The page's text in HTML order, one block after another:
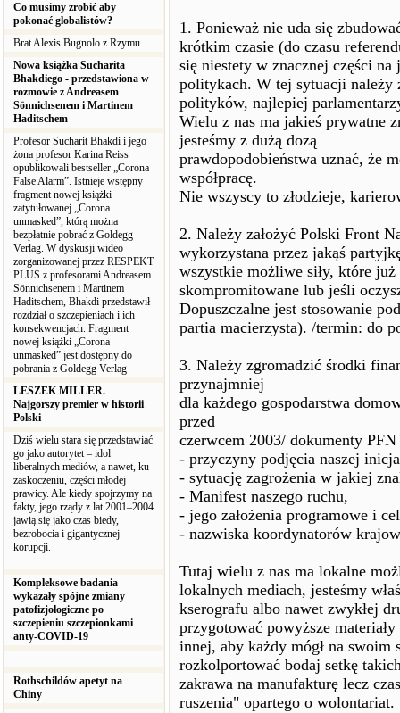
Co musimy zrobić aby
pokonać globalistów?
Brat Alexis Bugnolo z Rzymu.
Nowa książka Sucharita
Bhakdiego - przedstawiona w
rozmowie z Andreasem
Sönnichsenem i Martinem
Haditschem
Profesor Sucharit Bhakdi i jego
żona profesor Karina Reiss
opublikowali bestseller „Corona
False Alarm”. Istnieje wstępny
fragment nowej książki
zatytułowanej „Corona
unmasked”, którą można
bezpłatnie pobrać z Goldegg
Verlag. W dyskusji wideo
zorganizowanej przez RESPEKT
PLUS z profesorami Andreasem
Sönnichsenem i Martinem
Haditschem, Bhakdi przedstawił
rozdział o szczepieniach i ich
konsekwencjach. Fragment
nowej książki „Corona
unmasked” jest dostępny do
pobrania z Goldegg Verlag
LESZEK MILLER.
Najgorszy premier w historii
Polski
Dziś wielu stara się przedstawiać
go jako autorytet – idol
liberalnych mediów, a nawet, ku
zaskoczeniu, części młodej
prawicy. Ale kiedy spojrzymy na
fakty, jego rządy z lat 2001–2004
jawią się jako czas biedy,
bezrobocia i gigantycznej
korupcji.
Kompleksowe badania
wykazały spójne zmiany
patofizjologiczne po
szczepieniu szczepionkami
anty-COVID-19
Rothschildów apetyt na
Chiny
1. Ponieważ nie uda się
krótkim czasie (do czasu
się niestety w znacznej części
politykach. W tej sytuacji należy
polityków, najlepiej
Wielu z nas ma jakieś prywatne
jesteśmy z dużą dozą
prawdopodobieństwa uznać, że
współpracę.
Nie wszyscy to złodzieje,
2. Należy założyć Polski Front
wykorzystana przez jakąś
wszystkie możliwe siły, które już
skompromitowane lub jeśli
Dopuszczalne jest stosowanie
partia macierzysta). /termin: do
3. Należy zgromadzić środki
przynajmniej
dla każdego gospodarstwa
przed
czerwcem 2003/ dokumenty
- przyczyny podjęcia naszej
- sytuację zagrożenia w jakiej
- Manifest naszego ruchu,
- jego założenia programowe i
- nazwiska koordynatorów
Tutaj wielu z nas ma lokalne
lokalnych mediach, jesteśmy
kserografu albo nawet zwykłej
przygotować powyższe
innej, aby każdy mógł na
rozkolportować bodaj setkę
zakrawa na manufakturę lecz
ruszenia" opartego o wolontariat.